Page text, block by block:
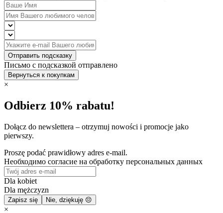
Отправить подсказку
Письмо с подсказкой отправлено
Вернуться к покупкам
×
Odbierz 10% rabatu!
Dołącz do newslettera – otrzymuj nowości i promocje jako
pierwszy.
Proszę podać prawidłowy adres e-mail.
Необходимо согласие на обработку персональных данных
Dla kobiet
Dla mężczyzn
Zapisz się Nie, dziękuję 😔
×